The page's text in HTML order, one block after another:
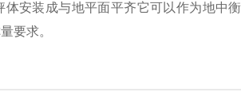
安装成与地平面平齐它可以作为地中
要求。